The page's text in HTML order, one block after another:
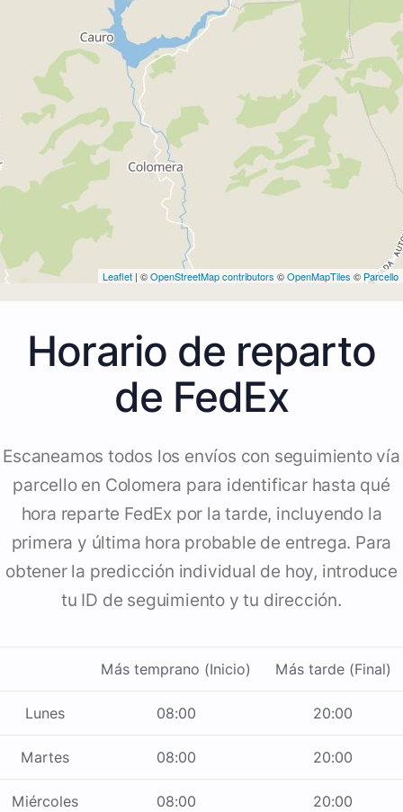
Leaflet | ©OpenStreetMap contributors ©OpenMapTiles © Parcello
Horario de reparto
de FedEx
Escaneamos todos los envíos con seguimiento vía
parcello en Colomera para identificar hasta qué
hora reparte FedEx por la tarde, incluyendo la
primera y última hora probable de entrega. Para
obtener la predicción individual de hoy, introduce
tu ID de seguimiento y tu dirección.
Más temprano (Inicio) Más tarde (Final)
Lunes 08:00 20:00
Martes 08:00 20:00
Miércoles 08:00 20:00